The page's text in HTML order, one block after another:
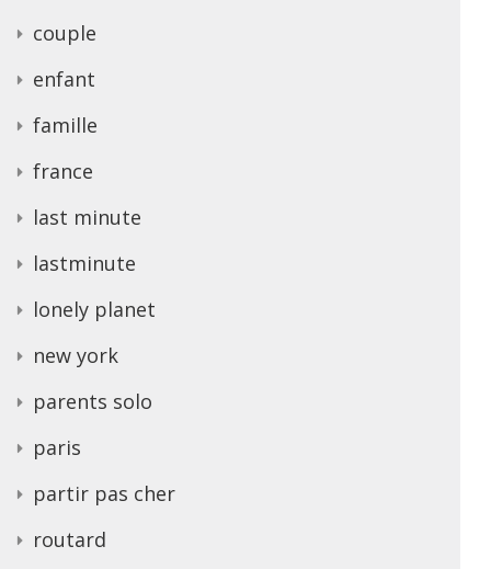
couple
enfant
famille
france
last minute
lastminute
lonely planet
new york
parents solo
paris
partir pas cher
routard